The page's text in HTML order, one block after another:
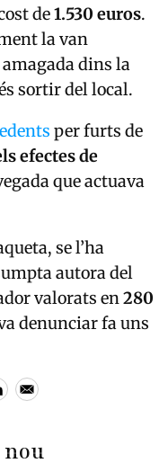
de1.530 euros.
la van
dins la
sortir del local.
per furts de
efectes de
que actuava
se l’ha
autora del
valorats en280
denunciar fa uns